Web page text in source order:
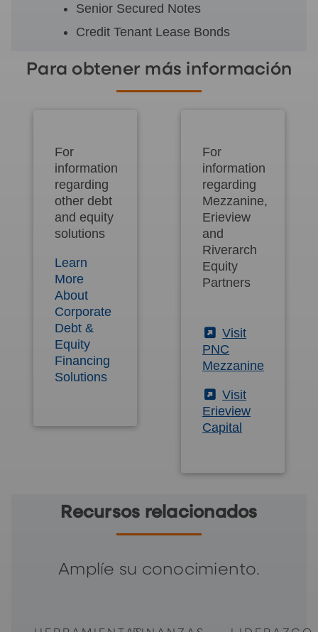
Senior Secured Notes
Credit Tenant Lease Bonds
Para obtener más información
For
information
regarding
other debt
and equity
solutions
Learn
More
About
Corporate
Debt &
Equity
Financing
Solutions
For
information
regarding
Mezzanine,
Erieview
and
Riverarch
Equity
Partners
(External)
Visit
PNC
Mezzanine
(External)
Visit
Erieview
Capital
Recursos relacionados
Amplíe su conocimiento.